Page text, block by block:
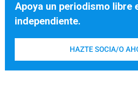
Apoya un periodismo libre
independiente.
HAZTE SOCIA/O